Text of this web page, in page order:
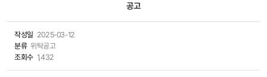
공고
작성일 2025-03-12
분류 위탁공고
조회수 1,432